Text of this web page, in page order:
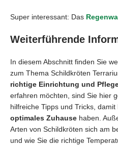
Super interessant: Das
Weiterführende
In diesem Abschnitt finden Sie
zum Thema Schildkröten
richtige Einrichtung und
erfahren möchten, sind Sie hier
hilfreiche Tipps und Tricks,
optimales Zuhause haben.
Arten von Schildkröten sich am
und wie Sie die richtige